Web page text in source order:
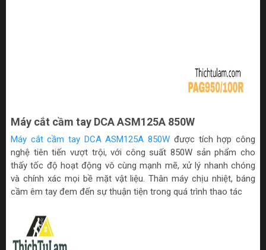
Máy cắt cầm tay DCA ASM125A 850W
Máy cắt cầm tay DCA ASM125A 850W được tích hợp công
nghệ tiên tiến vượt trội, với công suất 850W sản phẩm cho
thấy tốc độ hoạt động vô cùng mạnh mẽ, xử lý nhanh chóng
và chính xác mọi bề mặt vật liệu. Thân máy chịu nhiệt, báng
cầm êm tay đem đến sự thuận tiện trong quá trình thao tác